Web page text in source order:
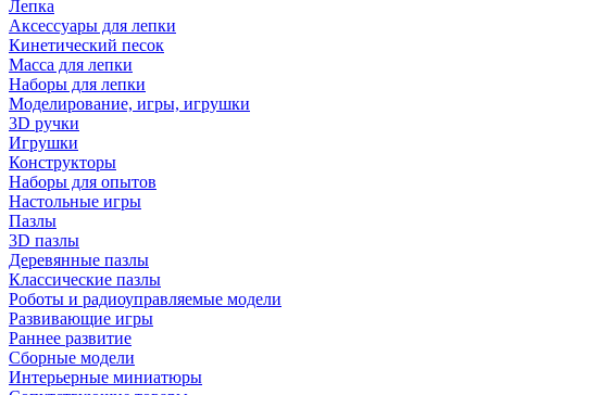
Лепка
Аксессуары для лепки
Кинетический песок
Масса для лепки
Наборы для лепки
Моделирование, игры, игрушки
3D ручки
Игрушки
Конструкторы
Наборы для опытов
Настольные игры
Пазлы
3D пазлы
Деревянные пазлы
Классические пазлы
Роботы и радиоуправляемые модели
Развивающие игры
Раннее развитие
Сборные модели
Интерьерные миниатюры